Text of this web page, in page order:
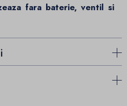
fara baterie, ventil si